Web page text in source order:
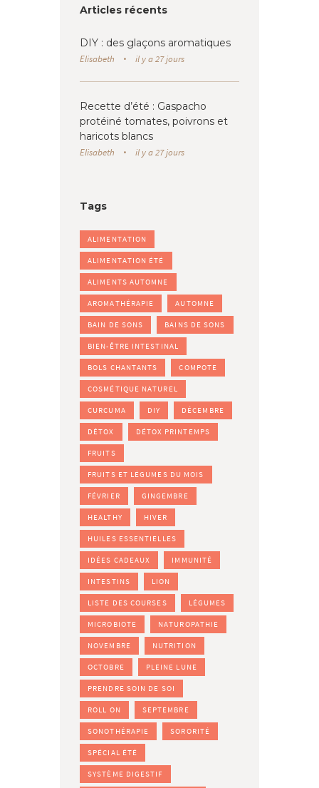
Articles récents
DIY : des glaçons aromatiques
Elisabeth il y a 27 jours
Recette d’été : Gaspacho
protéiné tomates, poivrons et
haricots blancs
Elisabeth il y a 27 jours
Tags
ALIMENTATION
ALIMENTATION ÉTÉ
ALIMENTS AUTOMNE
AROMATHÉRAPIE AUTOMNE
BAIN DE SONS BAINS DE SONS
BIEN-ÊTRE INTESTINAL
BOLS CHANTANTS COMPOTE
COSMÉTIQUE NATUREL
CURCUMA DIY DÉCEMBRE
DÉTOX DÉTOX PRINTEMPS
FRUITS
FRUITS ET LÉGUMES DU MOIS
FÉVRIER GINGEMBRE
HEALTHY HIVER
HUILES ESSENTIELLES
IDÉES CADEAUX IMMUNITÉ
INTESTINS LION
LISTE DES COURSES LÉGUMES
MICROBIOTE NATUROPATHIE
NOVEMBRE NUTRITION
OCTOBRE PLEINE LUNE
PRENDRE SOIN DE SOI
ROLL ON SEPTEMBRE
SONOTHÉRAPIE SORORITÉ
SPÉCIAL ÉTÉ
SYSTÈME DIGESTIF